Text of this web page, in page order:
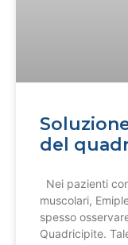
del
Nei pazienti
muscolari,
spesso
Quadricipite.